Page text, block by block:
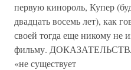
первую кинороль, Купер
двадцать восемь лет), как
своей тогда еще никому не
фильму.
«не существует